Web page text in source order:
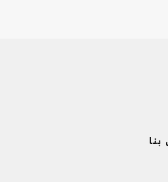
بنا